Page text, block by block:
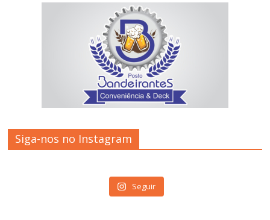
Siga-nos no Instagram
Seguir